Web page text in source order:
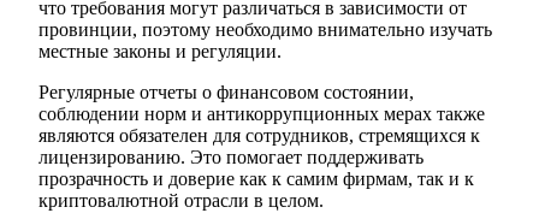
что требования могут различаться в зависимости от
провинции, поэтому необходимо внимательно изучать
местные законы и регуляции.
Регулярные отчеты о финансовом состоянии,
соблюдении норм и антикоррупционных мерах также
являются обязателен для сотрудников, стремящихся к
лицензированию. Это помогает поддерживать
прозрачность и доверие как к самим фирмам, так и к
криптовалютной отрасли в целом.